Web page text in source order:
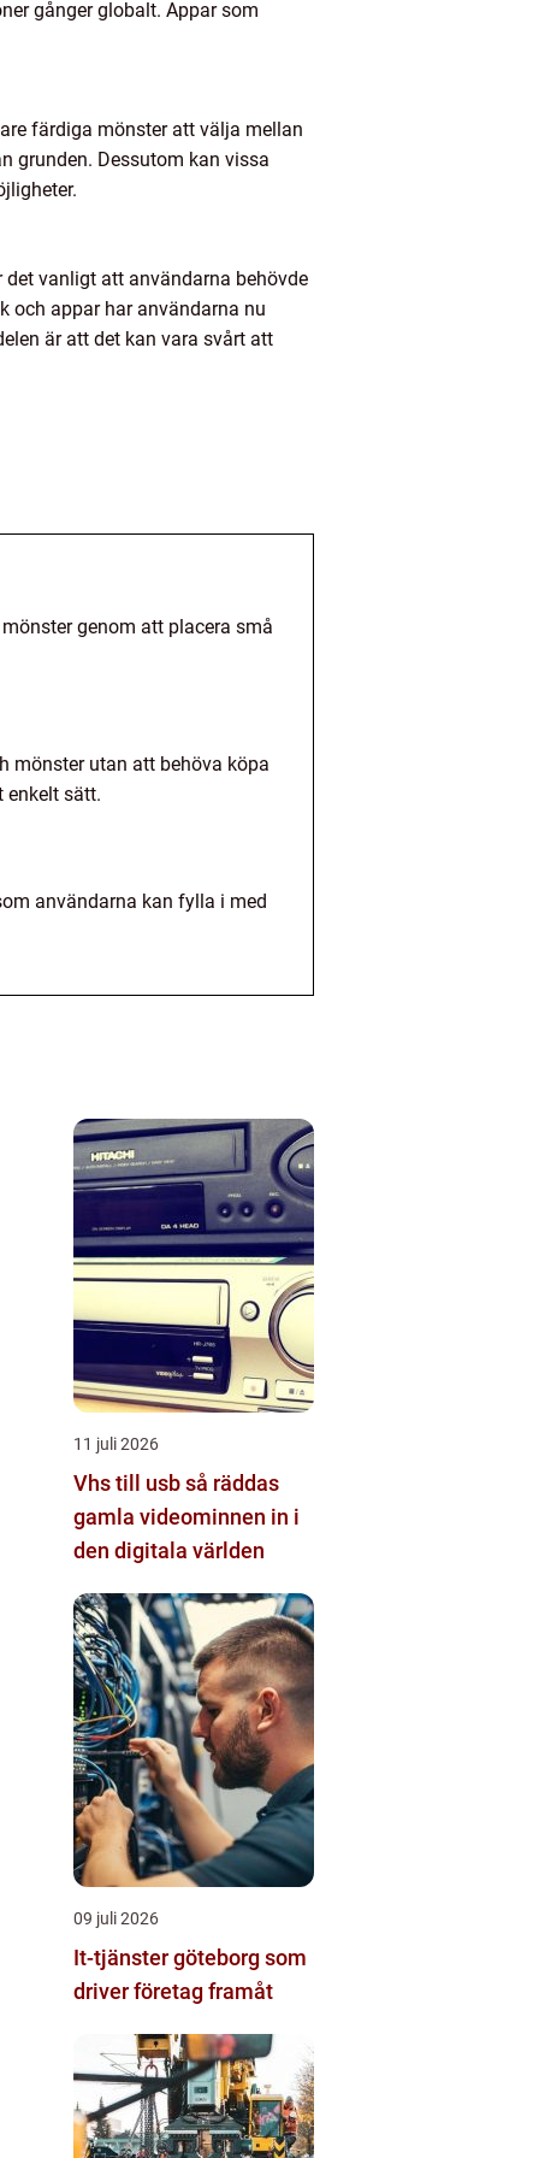
gånger globalt. Appar som
färdiga mönster att välja mellan
grunden. Dessutom kan vissa
vanligt att användarna behövde
och appar har användarna nu
är att det kan vara svårt att
genom att placera små
mönster utan att behöva köpa
enkelt sätt.
användarna kan fylla i med
11 juli 2026
Vhs till usb så räddas
gamla videominnen in i
den digitala världen
09 juli 2026
It-tjänster göteborg som
driver företag framåt